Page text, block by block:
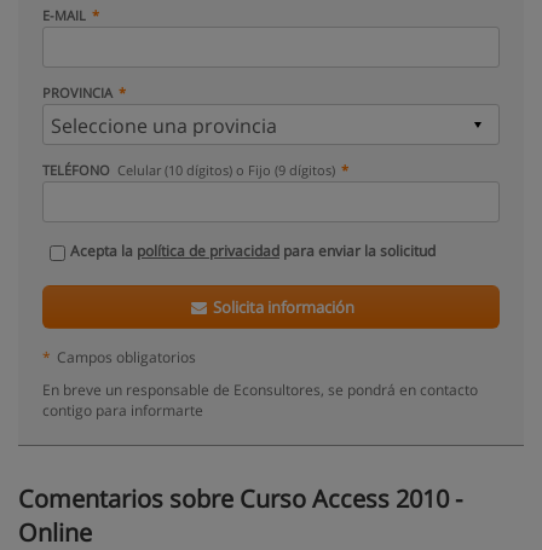
E-MAIL
PROVINCIA
TELÉFONO Celular (10 dígitos) o Fijo (9 dígitos)
Acepta la política de privacidad para enviar la solicitud
Solicita información
* Campos obligatorios
En breve un responsable de Econsultores, se pondrá en contacto
contigo para informarte
Comentarios sobre Curso Access 2010 -
Online